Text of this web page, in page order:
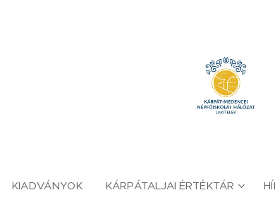
KIADVÁNYOK KÁRPÁTALJAI ÉRTÉKTÁR